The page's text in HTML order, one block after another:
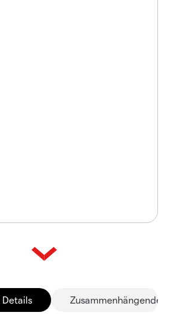
Details Zusammenhängende